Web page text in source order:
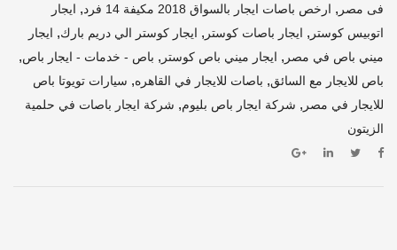
فى مصر , ارخص باصات ايجار بالسواق 2018 مكيفة 14 فرد , ايجار
اتوبيس كوستر , ايجار باصات كوستر , ايجار كوستر الي دريم بارك, ايجار
ميني باص في مصر , ايجار ميني باص كوستر , باص - خدمات - ايجار باص,
باص للايجار مع السائق, باصات للايجار في القاهره, سيارات تويوتا باص
للايجار في مصر , شركة ايجار باص بليوم, شركة ايجار باصات في حلمية
الزيتون